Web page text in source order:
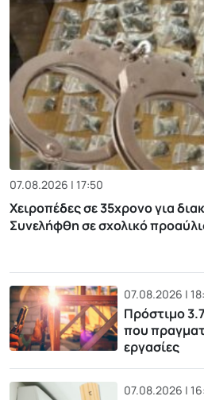
07.08.2026 | 17:50
Χειροπέδες σε 35χρονο για
Συνελήφθη σε σχολικό
07.08.2026 |
Πρόστιμο
που
εργασίες
07.08.2026 |